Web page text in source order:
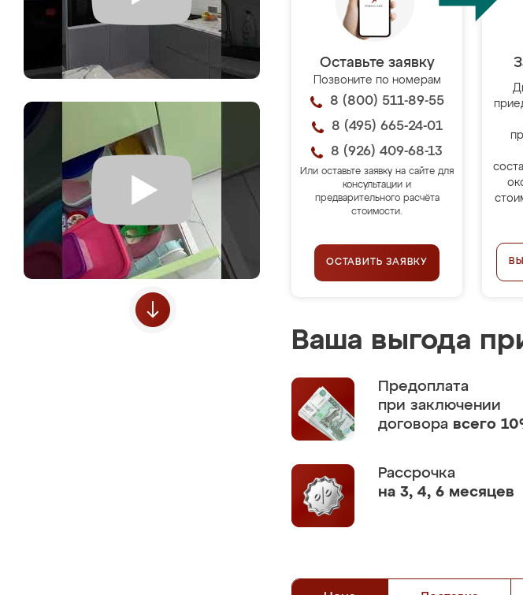
Оставьте заявку
Позвоните по номерам
8 (800) 511-89-55
8 (495) 665-24-01
8 (926) 409-68-13
Или оставьте заявку на сайте для
консультации и
предварительного расчёта
стоимости.
ОСТАВИТЬ ЗАЯВКУ
Ваша выгода
Предоплата
при заключении
договора всего
Рассрочка
на 3, 4, 6 месяцев